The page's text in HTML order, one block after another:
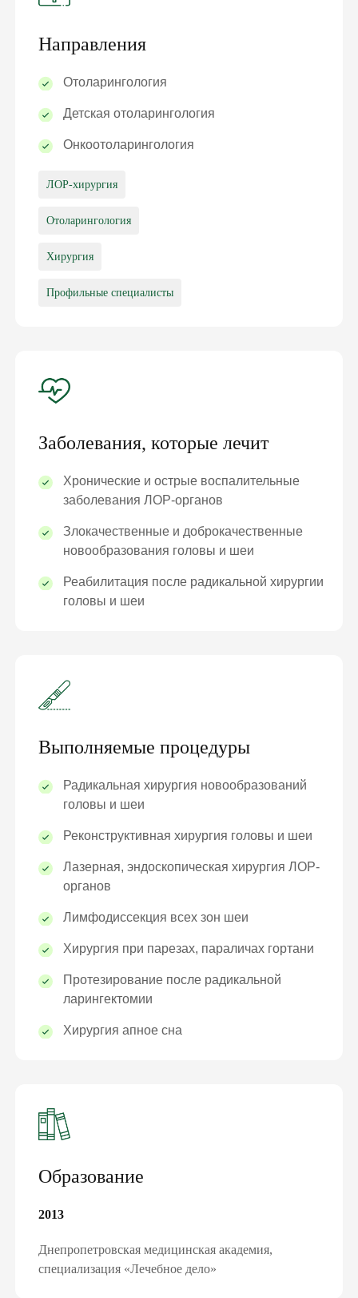
Направления
Отоларингология
Детская отоларингология
Онкоотоларингология
ЛОР-хирургия
Отоларингология
Хирургия
Профильные специалисты
Заболевания, которые лечит
Хронические и острые воспалительные
заболевания ЛОР-органов
Злокачественные и доброкачественные
новообразования головы и шеи
Реабилитация после радикальной хирургии
головы и шеи
Выполняемые процедуры
Радикальная хирургия новообразований
головы и шеи
Реконструктивная хирургия головы и шеи
Лазерная, эндоскопическая хирургия ЛОР-
органов
Лимфодиссекция всех зон шеи
Хирургия при парезах, параличах гортани
Протезирование после радикальной
ларингектомии
Хирургия апное сна
Образование
2013
Днепропетровская медицинская академия,
специализация «Лечебное дело»